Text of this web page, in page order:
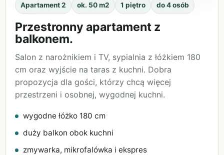
Apartament 2 ok. 50 m2 1 piętro do 4 osób
Przestronny apartament z
balkonem.
Salon z narożnikiem i TV, sypialnia z łóżkiem 180
cm oraz wyjście na taras z kuchni. Dobra
propozycja dla gości, którzy chcą więcej
przestrzeni i osobnej, wygodnej kuchni.
wygodne łóżko 180 cm
duży balkon obok kuchni
zmywarka, mikrofalówka i ekspres